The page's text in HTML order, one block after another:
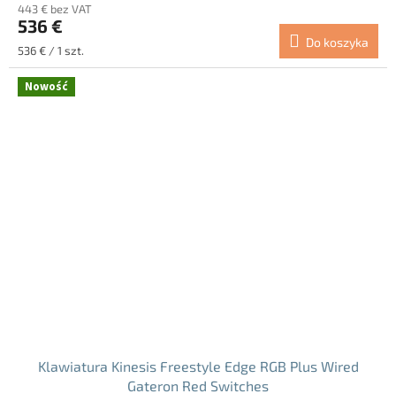
produktu
wynosi
5.0
na
5
gwiazdek.
443 € bez VAT
536 €
Cena
jednostkowa:
536 € / 1 szt.
Do koszyka
Nowość
Klawiatura Kinesis Freestyle Edge RGB Plus Wired
Gateron Red Switches